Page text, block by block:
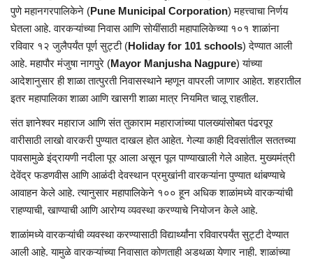
पुणे महानगरपालिकेने (Pune Municipal Corporation) महत्त्वाचा निर्णय
घेतला आहे. वारकऱ्यांच्या निवास आणि सोयींसाठी महापालिकेच्या १०१ शाळांना
रविवार १२ जुलैपर्यंत पूर्ण सुट्टी (Holiday for 101 schools) देण्यात आली
आहे. महापौर मंजुषा नागपुरे (Mayor Manjusha Nagpure) यांच्या
आदेशानुसार ही शाळा तात्पुरती निवासस्थाने म्हणून वापरली जाणार आहेत. शहरातील
इतर महापालिका शाळा आणि खासगी शाळा मात्र नियमित चालू राहतील.
संत ज्ञानेश्वर महाराज आणि संत तुकाराम महाराजांच्या पालख्यांसोबत पंढरपूर
वारीसाठी लाखो वारकरी पुण्यात दाखल होत आहेत. गेल्या काही दिवसांतील सततच्या
पावसामुळे इंद्रायणी नदीला पूर आला असून पूल पाण्याखाली गेले आहेत. मुख्यमंत्री
देवेंद्र फडणवीस आणि आळंदी देवस्थान प्रमुखांनी वारकऱ्यांना पुण्यात थांबण्याचे
आवाहन केले आहे. त्यानुसार महापालिकेने १०० हून अधिक शाळांमध्ये वारकऱ्यांची
राहण्याची, खाण्याची आणि आरोग्य व्यवस्था करण्याचे नियोजन केले आहे.
शाळांमध्ये वारकऱ्यांची व्यवस्था करण्यासाठी विद्यार्थ्यांना रविवारपर्यंत सुट्टी देण्यात
आली आहे. यामुळे वारकऱ्यांच्या निवासात कोणताही अडथळा येणार नाही. शाळांच्या